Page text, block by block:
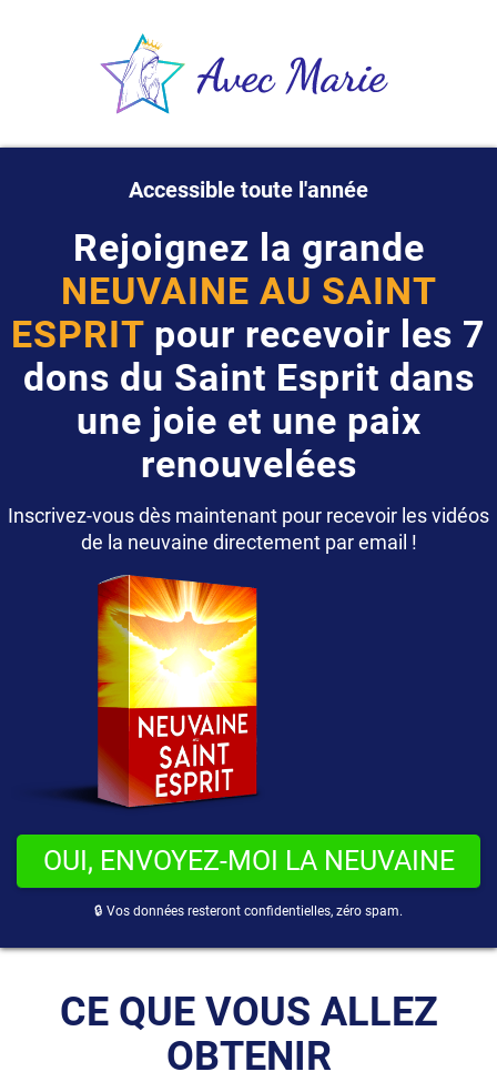
Accessible toute l'année
Rejoignez la grande
NEUVAINE AU SAINT
ESPRIT pour recevoir les 7
dons du Saint Esprit dans
une joie et une paix
renouvelées
Inscrivez-vous dès maintenant pour recevoir les vidéos
de la neuvaine directement par email !
OUI, ENVOYEZ-MOI LA NEUVAINE
🔒 Vos données resteront confidentielles, zéro spam.
CE QUE VOUS ALLEZ
OBTENIR